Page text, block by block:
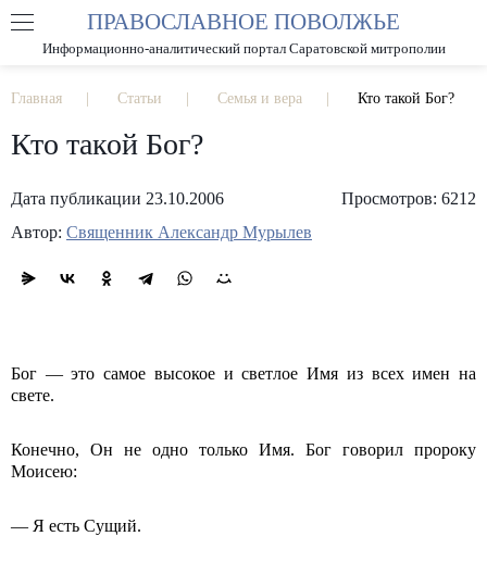
РАЗМЕР ШРИФТА А А
ПРАВОСЛАВНОЕ ПОВОЛЖЬЕ
Информационно-аналитический портал Саратовской митрополии
Главная Статьи Семья и вера Кто такой Бог?
Кто такой Бог?
Дата публикации 23.10.2006
Просмотров: 6212
Автор: Священник Александр Мурылев
Бог — это самое высокое и светлое Имя из всех имен на
свете.
Конечно, Он не одно только Имя. Бог говорил пророку
Моисею:
— Я есть Сущий.